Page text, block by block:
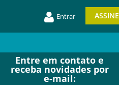
Entrar ASSINE
Entre em contato e
receba novidades por
e-mail: